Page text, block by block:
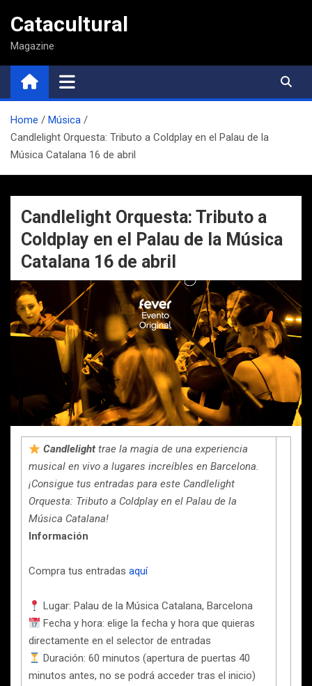
contenido
Catacultural
Magazine
Home
Música
Candlelight Orquesta: Tributo a Coldplay en el Palau de la
Música Catalana 16 de abril
Candlelight Orquesta: Tributo a
Coldplay en el Palau de la Música
Catalana 16 de abril
Candlelight trae la magia de una experiencia
musical en vivo a lugares increíbles en Barcelona.
¡Consigue tus entradas para este Candlelight
Orquesta: Tributo a Coldplay en el Palau de la
Música Catalana!
Información
Compra tus entradas aquí
Lugar: Palau de la Música Catalana, Barcelona
Fecha y hora: elige la fecha y hora que quieras
directamente en el selector de entradas
Duración: 60 minutos (apertura de puertas 40
minutos antes, no se podrá acceder tras el inicio)